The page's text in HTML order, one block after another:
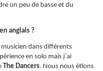
un peu de basse et du
anglais ?
dans différents
en solo mais j’ai
The Dancers. Nous nous étions